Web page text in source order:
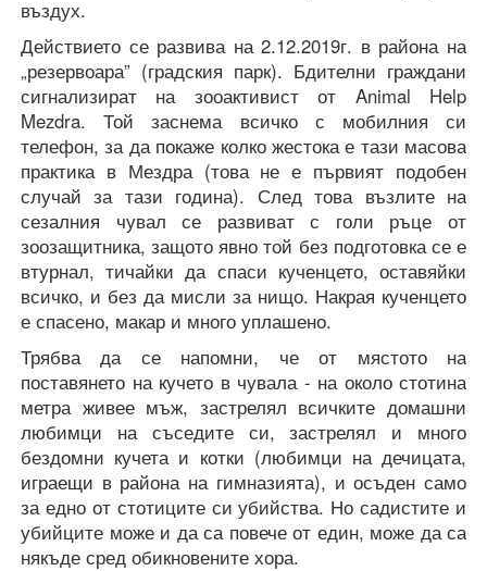
въздух.
Действието се развива на 2.12.2019г. в района на
„резервоара” (градския парк). Бдителни граждани
сигнализират на зооактивист от Animal Help
Mezdra. Той заснема всичко с мобилния си
телефон, за да покаже колко жестока е тази масова
практика в Мездра (това не е първият подобен
случай за тази година). След това възлите на
сезалния чувал се развиват с голи ръце от
зоозащитника, защото явно той без подготовка се е
втурнал, тичайки да спаси кученцето, оставяйки
всичко, и без да мисли за нищо. Накрая кученцето
е спасено, макар и много уплашено.
Трябва да се напомни, че от мястото на
поставянето на кучето в чувала - на около стотина
метра живее мъж, застрелял всичките домашни
любимци на съседите си, застрелял и много
бездомни кучета и котки (любимци на дечицата,
играещи в района на гимназията), и осъден само
за едно от стотиците си убийства. Но садистите и
убийците може и да са повече от един, може да са
някъде сред обикновените хора.